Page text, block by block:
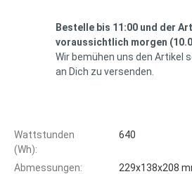
Bestelle bis 11:00 und der
voraussichtlich morgen
Wir bemühen uns den Artikel
an Dich zu versenden.
Wattstunden
(Wh):
640
Abmessungen:
229x138x208